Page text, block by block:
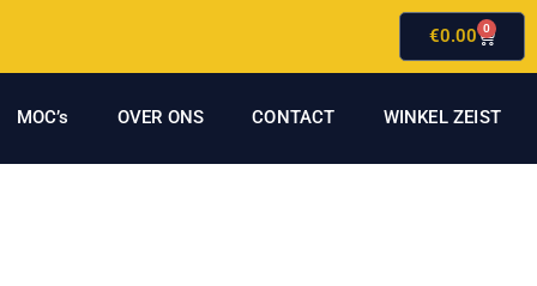
€0.00 0
MOC’s OVER ONS CONTACT WINKEL ZEIST